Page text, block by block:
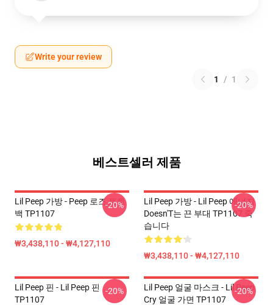
Write your review
1 / 1
베스트셀러 제품
Lil Peep 가방 - Peep 로즈 토트
백 TP1107
₩3,438,110 - ₩4,127,110
-20%
Lil Peep 가방 - Lil Peep 에너지
Doesn'T는 끈 부대 TP1107 죽
습니다
₩3,438,110 - ₩4,127,110
-20%
Lil Peep 핀 - Lil Peep 핀
TP1107
-20%
Lil Peep 얼굴 마스크 - Lil Peep
Cry 얼굴 가면 TP1107
-20%